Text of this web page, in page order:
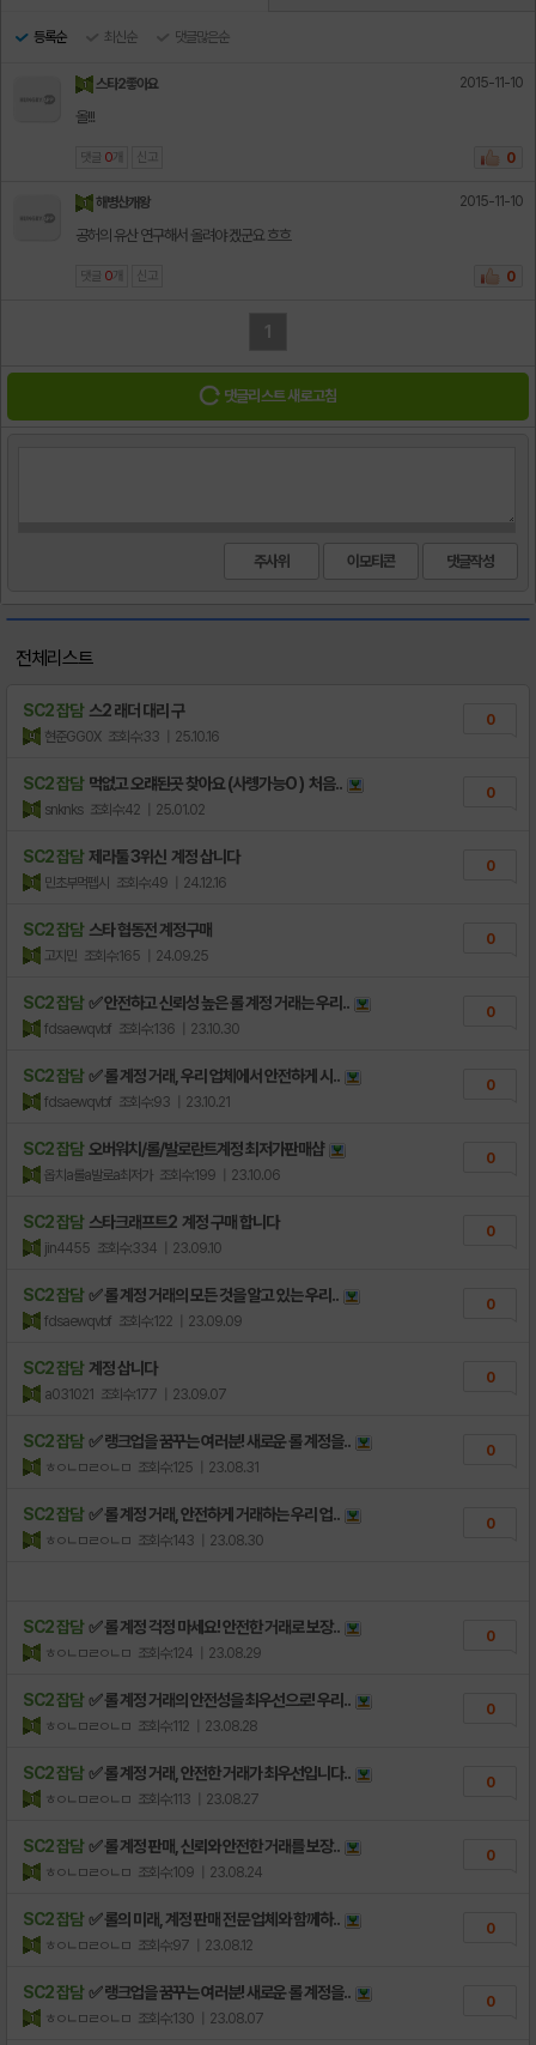
등록순 최신순 댓글많은순
스타2좋아요 2015-11-10
올!!!
댓글 0 개 신고 0
해병산개왕 2015-11-10
공허의 유산 연구해서 올려야 겠군요 흐흐
댓글 0 개 신고 0
1
댓글리스트 새로고침
주사위 이모티콘
전체리스트
SC2 잡담 스2 래더 대리 구
현준GG0X 조회수:33 | 25.10.16
0
SC2 잡담 먹없고 오럐된곳 찾아요 (사롕가능O ) 처음..
snknks 조회수:42 | 25.01.02
0
SC2 잡담 제라툴 3위신 계정 삽니다
민초부먹펩시 조회수:49 | 24.12.16
0
SC2 잡담 스타 협동전 계정구매
고지민 조회수:165 | 24.09.25
0
SC2 잡담 ✅ 안전하고 신뢰성 높은 롤 계정 거래는 우리..
fdsaewqvbf 조회수:136 | 23.10.30
0
SC2 잡담 ✅ 롤 계정 거래, 우리 업체에서 안전하게 시..
fdsaewqvbf 조회수:93 | 23.10.21
0
SC2 잡담 오버워치/롤/발로란트계정 최저가판매샵
옵치a롤a발로a최저가 조회수:199 | 23.10.06
0
SC2 잡담 스타크래프트2 계정 구매 합니다
jin4455 조회수:334 | 23.09.10
0
SC2 잡담 ✅ 롤 계정 거래의 모든 것을 알고 있는 우리..
fdsaewqvbf 조회수:122 | 23.09.09
0
SC2 잡담 계정 삽니다
a031021 조회수:177 | 23.09.07
0
SC2 잡담 ✅ 랭크업을 꿈꾸는 여러분! 새로운 롤 계정을..
ㅎㅇㄴㅁㄹㅇㄴㅁ 조회수:125 | 23.08.31
0
SC2 잡담 ✅ 롤 계정 거래, 안전하게 거래하는 우리 업..
ㅎㅇㄴㅁㄹㅇㄴㅁ 조회수:143 | 23.08.30
0
SC2 잡담 ✅ 롤 계정 걱정 마세요! 안전한 거래로 보장..
ㅎㅇㄴㅁㄹㅇㄴㅁ 조회수:124 | 23.08.29
0
SC2 잡담 ✅ 롤 계정 거래의 안전성을 최우선으로! 우리..
ㅎㅇㄴㅁㄹㅇㄴㅁ 조회수:112 | 23.08.28
0
SC2 잡담 ✅ 롤 계정 거래, 안전한 거래가 최우선입니다..
ㅎㅇㄴㅁㄹㅇㄴㅁ 조회수:113 | 23.08.27
0
SC2 잡담 ✅ 롤 계정 판매, 신뢰와 안전한 거래를 보장..
ㅎㅇㄴㅁㄹㅇㄴㅁ 조회수:109 | 23.08.24
0
SC2 잡담 ✅ 롤의 미래, 계정 판매 전문 업체와 함께하..
ㅎㅇㄴㅁㄹㅇㄴㅁ 조회수:97 | 23.08.12
0
SC2 잡담 ✅ 랭크업을 꿈꾸는 여러분! 새로운 롤 계정을..
ㅎㅇㄴㅁㄹㅇㄴㅁ 조회수:130 | 23.08.07
0